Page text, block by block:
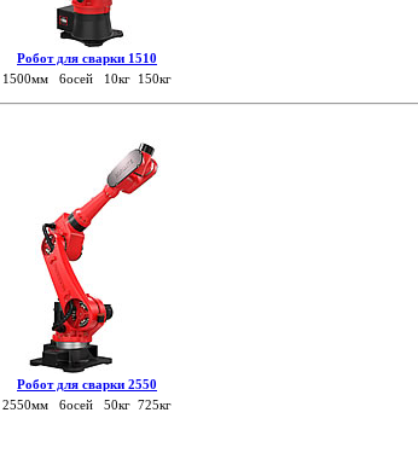
Робот для сварки 1510
1500мм 6осей 10кг 150кг
Робот для сварки 2550
2550мм 6осей 50кг 725кг